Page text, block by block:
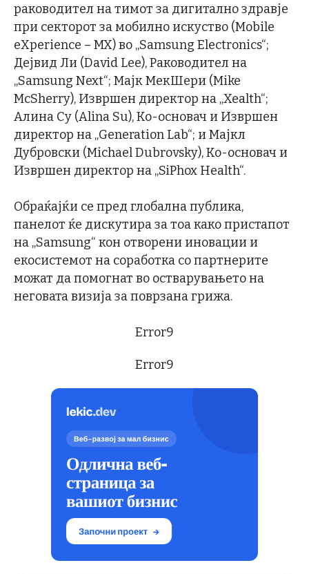
раководител на тимот за дигитално здравје
при секторот за мобилно искуство (Mobile
eXperience – MX) во „Samsung Electronics“;
Дејвид Ли (David Lee), Раководител на
„Samsung Next“; Мајк МекШери (Mike
McSherry), Извршен директор на „Xealth“;
Алина Су (Alina Su), Ко-основач и Извршен
директор на „Generation Lab“; и Мајкл
Дубровски (Michael Dubrovsky), Ко-основач и
Извршен директор на „SiPhox Health“.
Обраќајќи се пред глобална публика,
панелот ќе дискутира за тоа како пристапот
на „Samsung“ кон отворени иновации и
екосистемот на соработка со партнерите
можат да помогнат во остварувањето на
неговата визија за поврзана грижа.
Error9
Error9